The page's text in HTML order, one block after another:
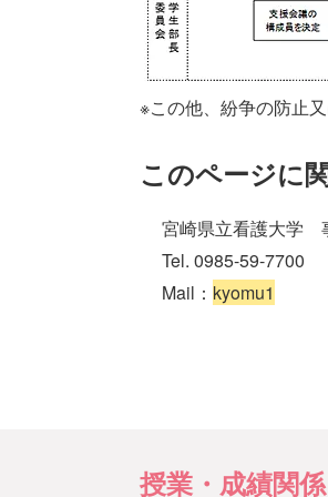
※この他、紛争の防止
このページに
宮崎県立看護大学
Tel. 0985-59-7700
Mail： kyomu1
授業・成績関係